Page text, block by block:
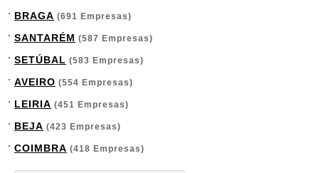
BRAGA (691 Empresas)
SANTARÉM (587 Empresas)
SETÚBAL (583 Empresas)
AVEIRO (554 Empresas)
LEIRIA (451 Empresas)
BEJA (423 Empresas)
COIMBRA (418 Empresas)